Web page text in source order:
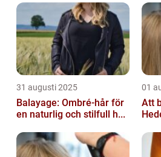
31 augusti 2025
Balayage: Ombré-hår för
en naturlig och stilfull h...
01
Att